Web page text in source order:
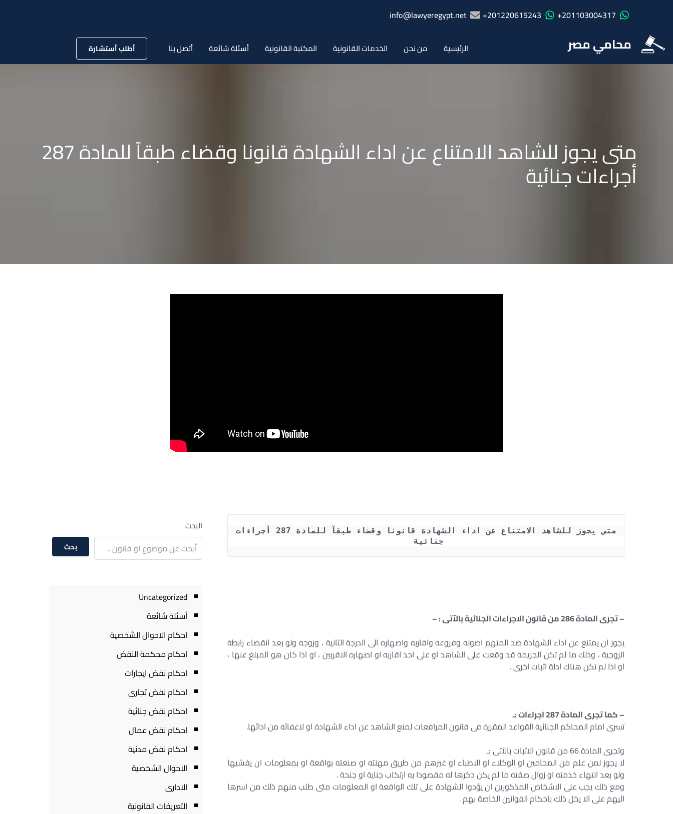
201103004317+
201220615243+
info@lawyeregypt.net
محامي مصر الرئيسية من نحن الخدمات القانونية المكتبة القانونية أسئلة شائعة أتصل بنا أطلب أستشارة
متى يجوز للشاهد الامتناع عن اداء الشهادة قانونا وقضاء طبقآ للمادة 287
أجراءات جنائية
جنائية
– تجرى المادة 286 من قانون الاجراءات الجنائية بالآتى : –
يجوز ان يمتنع عن اداء الشهادة ضد المتهم اصوله وفروعه واقاربه واصهاره الى الدرجة الثانية ، وزوجه ولو بعد انقضاء رابطة
الزوجية ، وذلك ما لم تكن الجريمة قد وقعت على الشاهد او على احد اقاربه او اصهاره الاقربين ، او اذا كان هو المبلغ عنها ،
او اذا لم تكن هناك ادلة اثبات اخرى .
– كما تجرى المادة 287 اجراءات :ـ
تسرى امام المحاكم الجنائية القواعد المقررة فى قانون المرافعات لمنع الشاهد عن اداء الشهادة او لاعفائه من ادائها.
وتجرى المادة 66 من قانون الاثبات بالآتى :ـ
لا يجوز لمن علم من المحامين او الوكلاء او الاطباء او غيرهم من طريق مهنته او صنعته بواقعة او بمعلومات ان يفشيها
ولو بعد انتهاء خدمته او زوال صفته ما لم يكن ذكرها له مقصودا به ارتكاب جناية او جنحة .
ومع ذلك يجب على الاشخاص المذكورين ان يؤدوا الشهادة على تلك الواقعة او المعلومات متى طلب منهم ذلك من اسرها
اليهم على الا يخل ذلك باحكام القوانين الخاصة بهم .
البحث
بحث
Uncategorized
أسئلة شائعة
احكام الاحوال الشخصية
احكام محكمة النقض
احكام نقض ايجارات
احكام نقض تجارى
احكام نقض جنائية
احكام نقض عمال
احكام نقض مدنية
الاحوال الشخصية
الادارى
التعريفات القانونية